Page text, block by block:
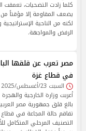
كلما زادت التضحيات، تعمقت
يضعف المقاومة إلا مؤقتاً من
لكنه من الناحية
الرفض والمواجهة.
مصر تعرب عن قلقها
في قطاع غزة
السبت 23/أغسطس/2025 - 07:52 م
أعربت وزارة الخارجية
بالغ قلق جمهورية مصر
تفاقم حالة المجاعة في قطاع